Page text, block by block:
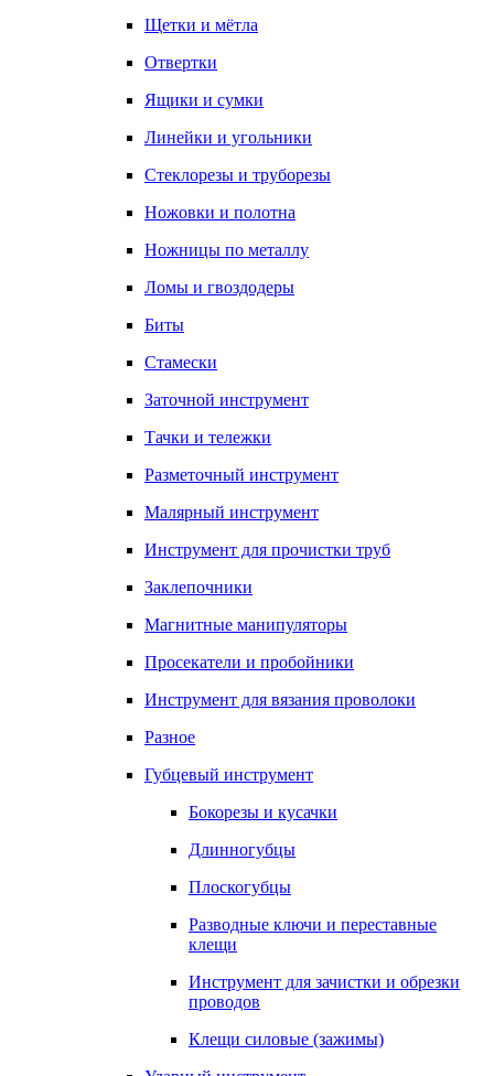
Щетки и мётла
Отвертки
Ящики и сумки
Линейки и угольники
Стеклорезы и труборезы
Ножовки и полотна
Ножницы по металлу
Ломы и гвоздодеры
Биты
Стамески
Заточной инструмент
Тачки и тележки
Разметочный инструмент
Малярный инструмент
Инструмент для прочистки труб
Заклепочники
Магнитные манипуляторы
Просекатели и пробойники
Инструмент для вязания проволоки
Разное
Губцевый инструмент
Бокорезы и кусачки
Длинногубцы
Плоскогубцы
Разводные ключи и переставные
клещи
Инструмент для зачистки и обрезки
проводов
Клещи силовые (зажимы)